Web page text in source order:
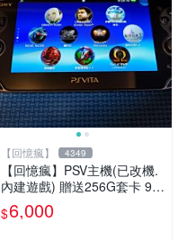
【回憶瘋】 4349
【回憶瘋】PSV主機(已改機.
內建遊戲) 贈送256G套卡 9成
新 遊戲機 PSVITA
$6,000